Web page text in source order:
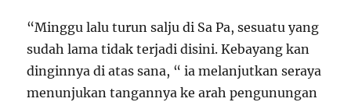
“Minggu lalu turun salju di Sa Pa, sesuatu yang
sudah lama tidak terjadi disini. Kebayang kan
dinginnya di atas sana, “ ia melanjutkan seraya
menunjukan tangannya ke arah pengunungan